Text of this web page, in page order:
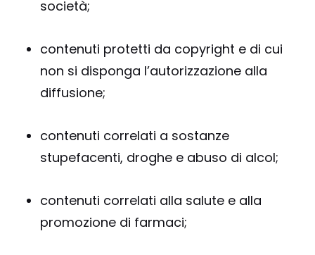
società;
contenuti protetti da copyright e di cui
non si disponga l’autorizzazione alla
diffusione;
contenuti correlati a sostanze
stupefacenti, droghe e abuso di alcol;
contenuti correlati alla salute e alla
promozione di farmaci;